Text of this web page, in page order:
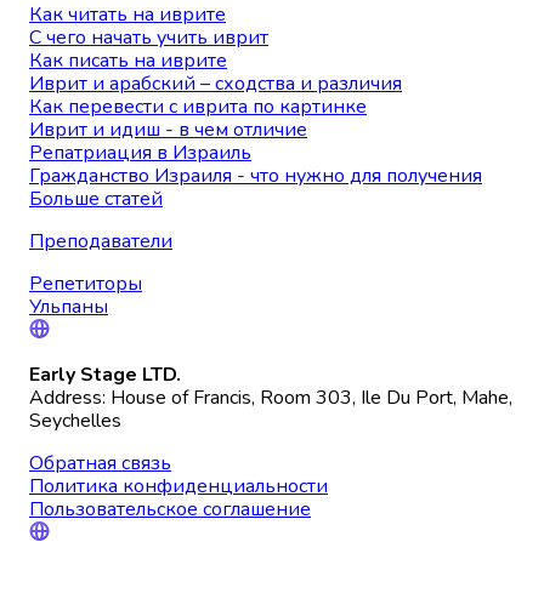
Как читать на иврите
С чего начать учить иврит
Как писать на иврите
Иврит и арабский – сходства и различия
Как перевести с иврита по картинке
Иврит и идиш - в чем отличие
Репатриация в Израиль
Гражданство Израиля - что нужно для получения
Больше статей
Преподаватели
Репетиторы
Ульпаны
Early Stage LTD.
Address: House of Francis, Room 303, Ile Du Port, Mahe,
Seychelles
Обратная связь
Политика конфиденциальности
Пользовательское соглашение